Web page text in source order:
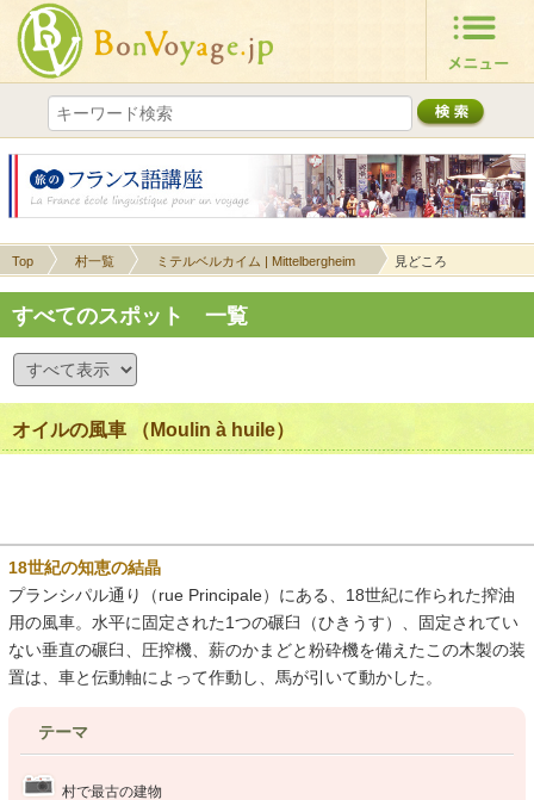
Top 村一覧 ミテルベルカイム | Mittelbergheim 見どころ
すべてのスポット 一覧
オイルの風車 （Moulin à huile）
18世紀の知恵の結晶
プランシパル通り（rue Principale）にある、18世紀に作られた搾油
用の風車。水平に固定された1つの碾臼（ひきうす）、固定されてい
ない垂直の碾臼、圧搾機、薪のかまどと粉砕機を備えたこの木製の装
置は、車と伝動軸によって作動し、馬が引いて動かした。
テーマ
村で最古の建物